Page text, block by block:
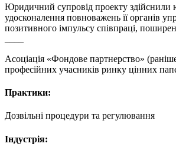
Юридичний супровід проекту здійснили
удосконалення повноважень її органів
позитивного імпульсу співпраці,
Асоціація «Фондове партнерство»
професійних учасників ринку цінних
Практики:
Дозвільні процедури та регулювання
Індустрія: